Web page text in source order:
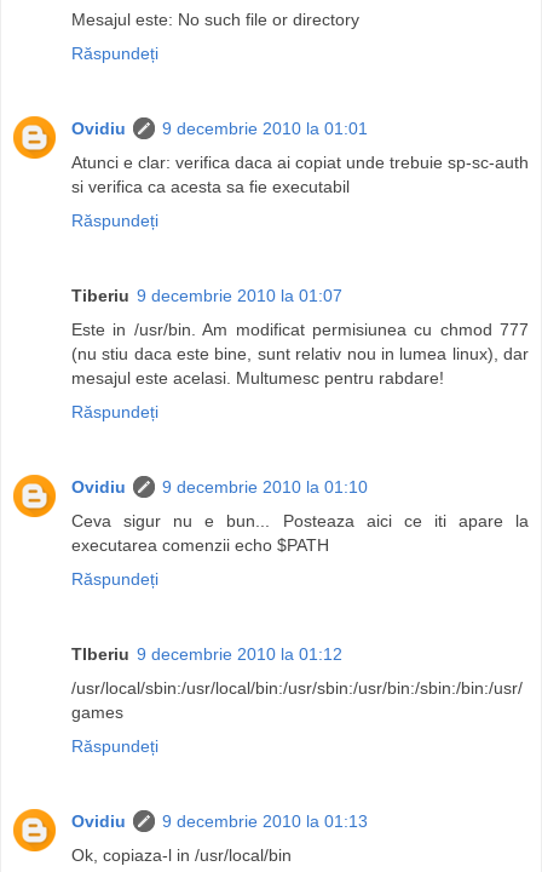
Mesajul este: No such file or directory
Răspundeți
Ovidiu
9 decembrie 2010 la 01:01
Atunci e clar: verifica daca ai copiat unde trebuie sp-sc-auth
si verifica ca acesta sa fie executabil
Răspundeți
Tiberiu 9 decembrie 2010 la 01:07
Este in /usr/bin. Am modificat permisiunea cu chmod 777
(nu stiu daca este bine, sunt relativ nou in lumea linux), dar
mesajul este acelasi. Multumesc pentru rabdare!
Răspundeți
Ovidiu
9 decembrie 2010 la 01:10
Ceva sigur nu e bun... Posteaza aici ce iti apare la
executarea comenzii echo $PATH
Răspundeți
TIberiu 9 decembrie 2010 la 01:12
/usr/local/sbin:/usr/local/bin:/usr/sbin:/usr/bin:/sbin:/bin:/usr/
games
Răspundeți
Ovidiu
9 decembrie 2010 la 01:13
Ok, copiaza-l in /usr/local/bin